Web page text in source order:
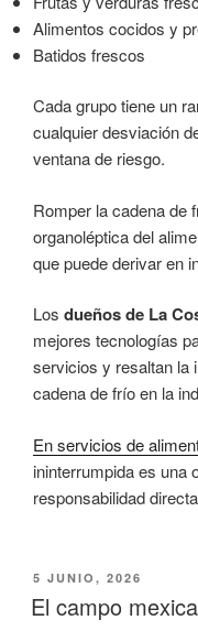
Alimentos cocidos y
Batidos frescos
Cada grupo tiene un
cualquier desviación
ventana de riesgo.
Romper la cadena de
organoléptica del
que puede derivar en
Los dueños de La
mejores tecnologías
servicios y resaltan la
cadena de frío en la
En servicios de
ininterrumpida es una
responsabilidad
PUBLICADO
EL
5 JUNIO, 2026
El campo